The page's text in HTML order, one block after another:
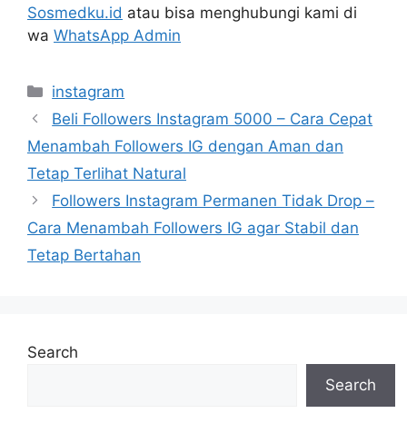
Sosmedku.id atau bisa menghubungi kami di
wa WhatsApp Admin
Categories
instagram
Beli Followers Instagram 5000 – Cara Cepat
Menambah Followers IG dengan Aman dan
Tetap Terlihat Natural
Followers Instagram Permanen Tidak Drop –
Cara Menambah Followers IG agar Stabil dan
Tetap Bertahan
Search
Search